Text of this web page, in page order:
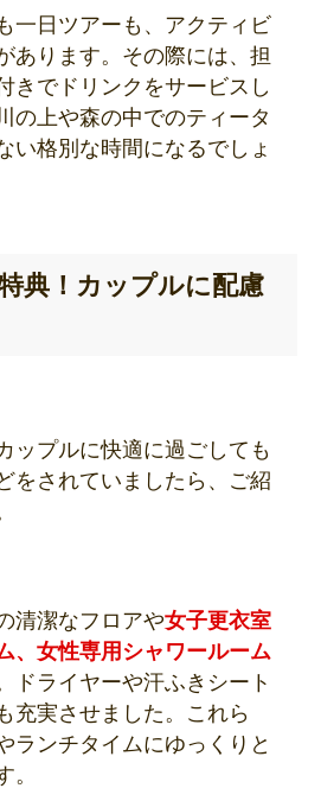
一日ツアーも、アクティビ
あります。その際には、担
きでドリンクをサービスし
の上や森の中でのティータ
い格別な時間になるでしょ
典！カップルに配慮
ップルに快適に過ごしても
をされていましたら、ご紹
清潔なフロアや女子更衣室
、女性専用シャワールーム
ドライヤーや汗ふきシート
充実させました。これら
ランチタイムにゆっくりと
。